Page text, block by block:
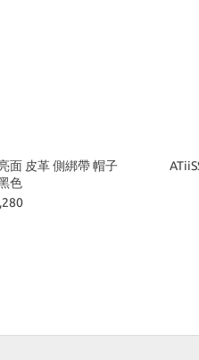
面 皮革 側綁帶 帽子
色